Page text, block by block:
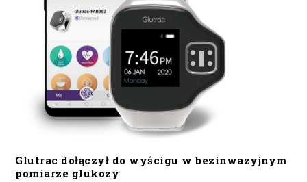
Glutrac dołączył do wyścigu w bezinwazyjnym
pomiarze glukozy